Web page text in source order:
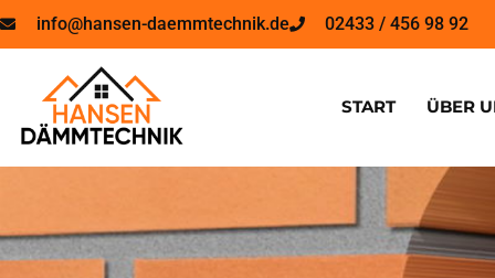
info@hansen-daemmtechnik.de 02433 / 456 98 92
START ÜBER